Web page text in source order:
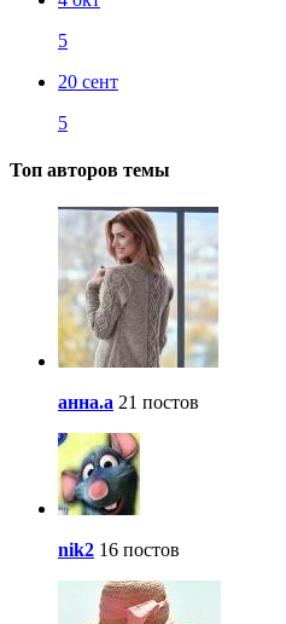
5
20 сент
5
Топ авторов темы
анна.a 21 постов
nik2 16 постов